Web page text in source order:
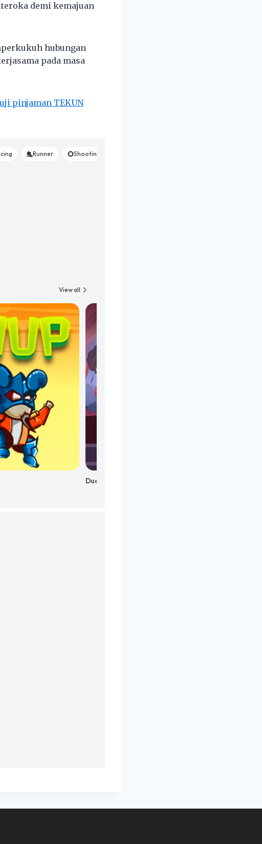
demi kemajuan
hubungan
pada masa
pinjaman TEKUN